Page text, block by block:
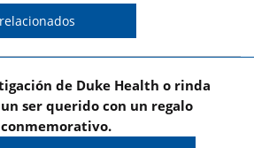
de Duke Health o rinda
ser querido con un regalo
conmemorativo.